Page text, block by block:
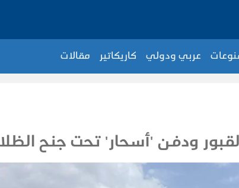
عربي ودولي كاريكاتير مقالات
ودفن 'أسحار' تحت جنح